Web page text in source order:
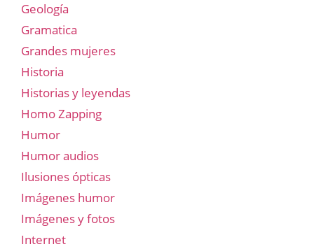
Geología
Gramatica
Grandes mujeres
Historia
Historias y leyendas
Homo Zapping
Humor
Humor audios
Ilusiones ópticas
Imágenes humor
Imágenes y fotos
Internet